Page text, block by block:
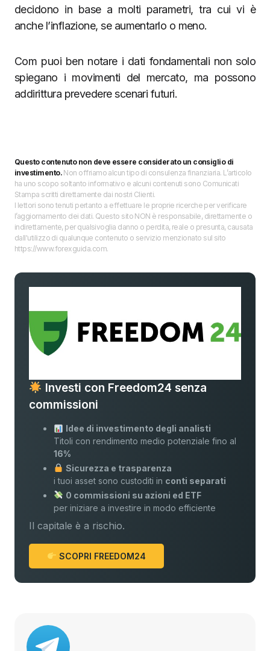
decidono in base a molti parametri, tra cui vi è
anche l’inflazione, se aumentarlo o meno.
Com puoi ben notare i dati fondamentali non solo
spiegano i movimenti del mercato, ma possono
addirittura prevedere scenari futuri.
Questo contenuto non deve essere considerato un consiglio di
investimento.Non offriamo alcun tipo di consulenza finanziaria. L’articolo
ha uno scopo soltanto informativo e alcuni contenuti sono Comunicati
Stampa scritti direttamente dai nostri Clienti.
I lettori sono tenuti pertanto a effettuare le proprie ricerche per verificare
l’aggiornamento dei dati. Questo sito NON è responsabile, direttamente o
indirettamente, per qualsivoglia danno o perdita, reale o presunta, causata
dall'utilizzo di qualunque contenuto o servizio menzionato sul sito
https://www.forexguida.com.
Investi con Freedom24 senza
commissioni
Idee di investimento degli analisti
Titoli con rendimento medio potenziale fino al
16%
Sicurezza e trasparenza
i tuoi asset sono custoditi in conti separati
0 commissioni su azioni ed ETF
per iniziare a investire in modo efficiente
Il capitale è a rischio.
SCOPRI FREEDOM24